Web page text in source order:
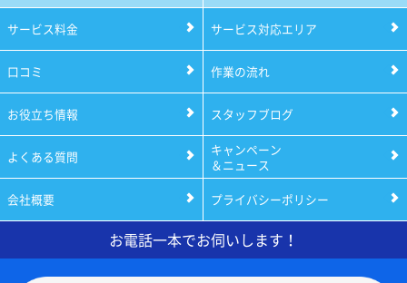
サービス料金 サービス対応エリア
口コミ 作業の流れ
お役立ち情報 スタッフブログ
よくある質問
キャンペーン
＆ニュース
会社概要
プライバシーポリシー
お電話一本でお伺いします！